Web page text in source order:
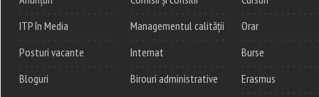
ITP în Media
Posturi vacante
Bloguri
Managementul calității
Internat
Birouri administrative
Orar
Burse
Erasmus